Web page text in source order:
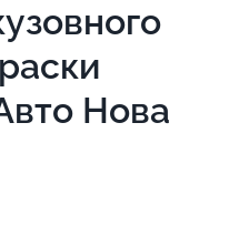
Нова